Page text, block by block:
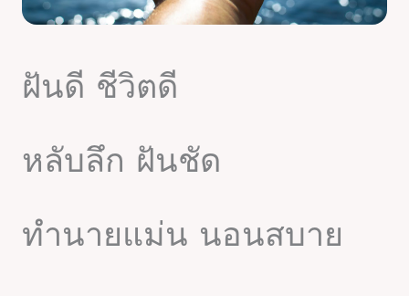
ฝันดี ชีวิตดี
หลับลึก ฝันชัด
ทำนายแม่น นอนสบาย